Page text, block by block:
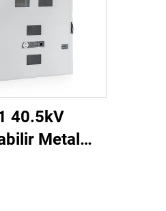
40.5kV
Metal